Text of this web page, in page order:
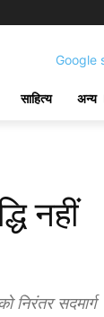
साहित्य अन्य
नहीं
सदमार्ग